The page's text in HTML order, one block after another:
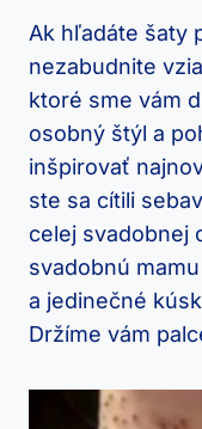
Ak hľadáte šaty
nezabudnite
ktoré sme vám
osobný štýl a
inšpirovať
ste sa cítili
celej svadobnej
svadobnú
a jedinečné
Držíme vám